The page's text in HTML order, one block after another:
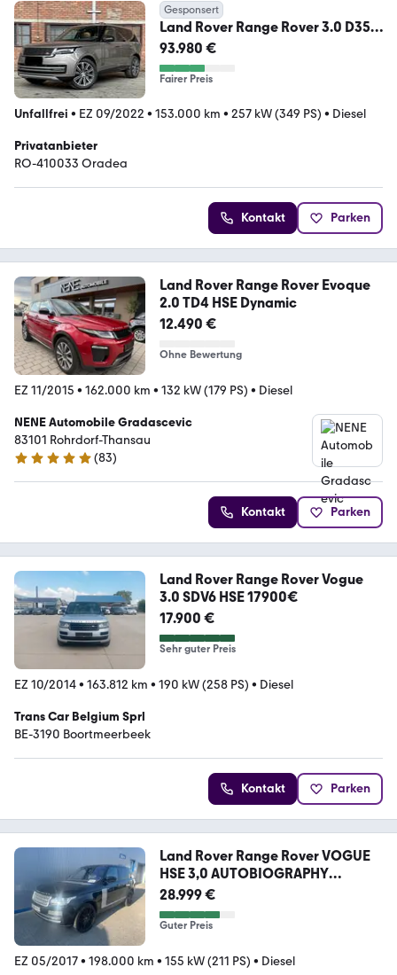
Gesponsert
Land Rover Range Rover 3.0 D350
HSE HSE
93.980 €
Fairer Preis
Unfallfrei • EZ 09/2022 • 153.000 km • 257 kW (349 PS) • Diesel
Privatanbieter
RO-410033 Oradea
Kontakt Parken
Land Rover Range Rover Evoque
2.0 TD4 HSE Dynamic
12.490 €
Ohne Bewertung
EZ 11/2015 • 162.000 km • 132 kW (179 PS) • Diesel
NENE Automobile Gradascevic
83101 Rohrdorf-Thansau
4.8 Sterne
(83)
Kontakt Parken
Land Rover Range Rover Vogue
3.0 SDV6 HSE 17900€
17.900 €
Sehr guter Preis
EZ 10/2014• 163.812 km • 190 kW (258 PS) • Diesel
Trans Car Belgium Sprl
BE-3190 Boortmeerbeek
Kontakt Parken
Land Rover Range Rover VOGUE
HSE 3,0 AUTOBIOGRAPHY
KEYLESS
28.999 €
Guter Preis
EZ 05/2017• 198.000 km • 155 kW (211 PS) • Diesel